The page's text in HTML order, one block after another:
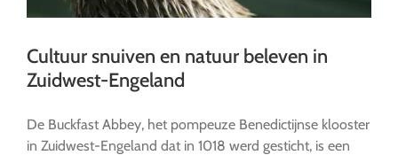
Cultuur snuiven en natuur beleven in
Zuidwest-Engeland
De Buckfast Abbey, het pompeuze Benedictijnse klooster
in Zuidwest-Engeland dat in 1018 werd gesticht, is een